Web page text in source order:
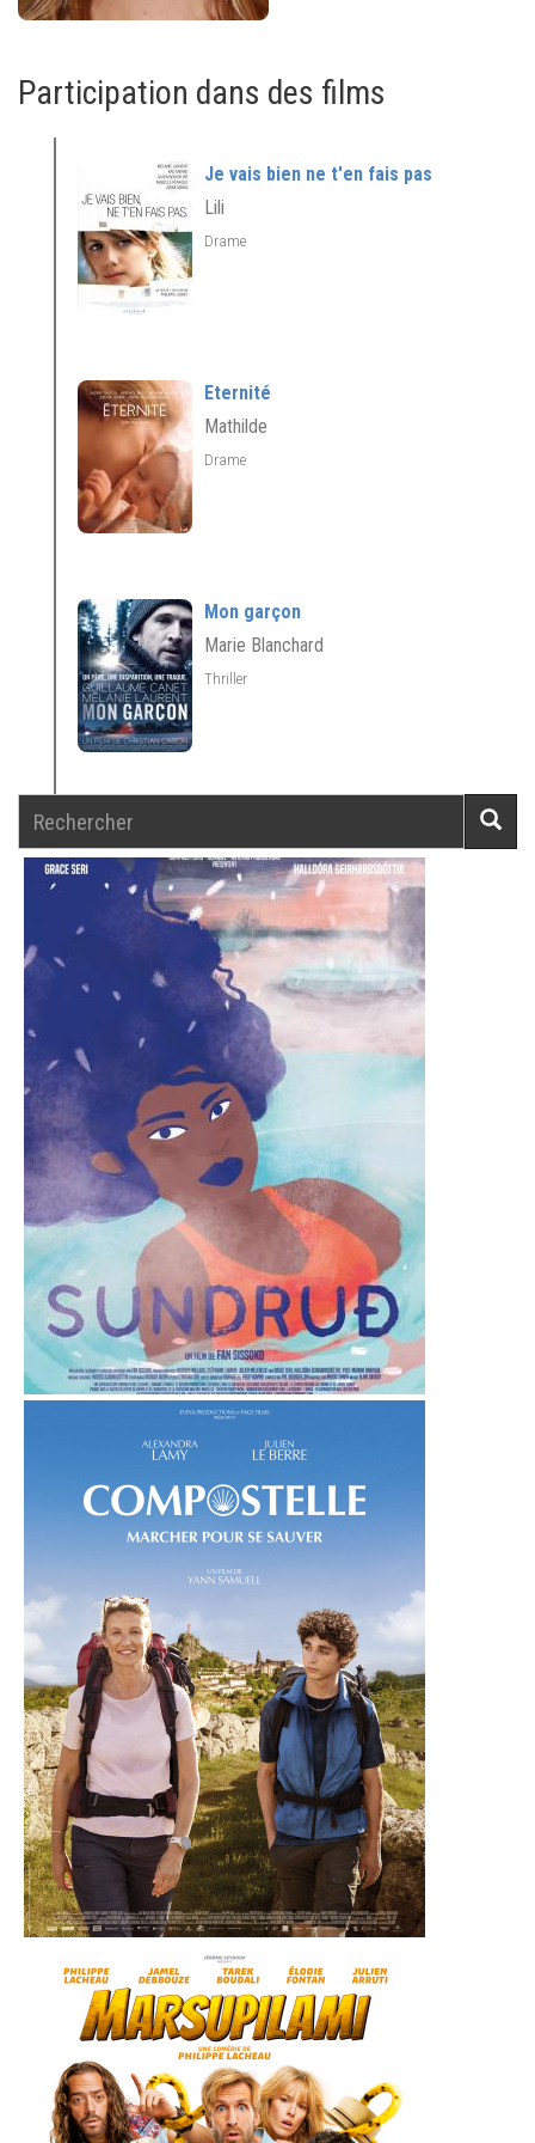
Participation dans des films
Je vais bien ne t'en fais pas
Lili
Drame
Eternité
Mathilde
Drame
Mon garçon
Marie Blanchard
Thriller